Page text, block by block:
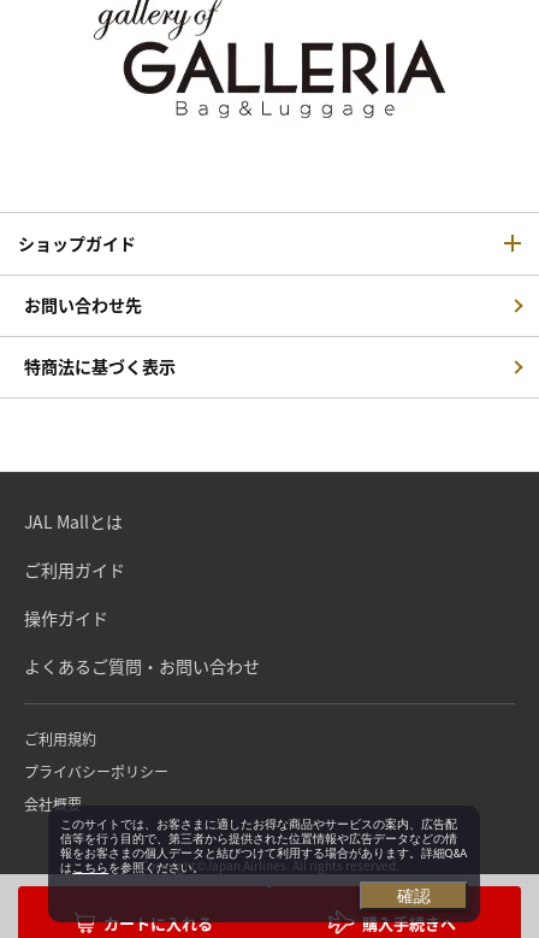
購入手続きへ
ショップガイド
お問い合わせ先
特商法に基づく表示
JAL Mallとは
ご利用ガイド
操作ガイド
よくあるご質問・お問い合わせ
ご利用規約
プライバシーポリシー
会社概要
Copyright©Japan Airlines. All rights reserved.
このサイトでは、お客さまに適したお得な商品やサービスの案内、広告配
信等を行う目的で、第三者から提供された位置情報や広告データなどの情
報をお客さまの個人データと結びつけて利用する場合があります。詳細Q&A
は こちらを参照ください。
確認